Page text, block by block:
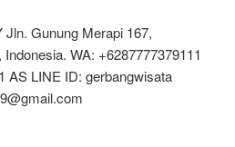
Gunung Merapi 167,
WA: +6287777379111
AS LINE ID: gerbangwisata